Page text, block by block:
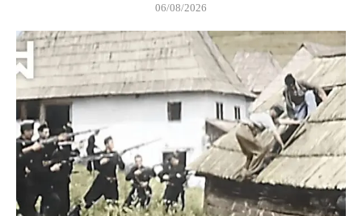
06/08/2026